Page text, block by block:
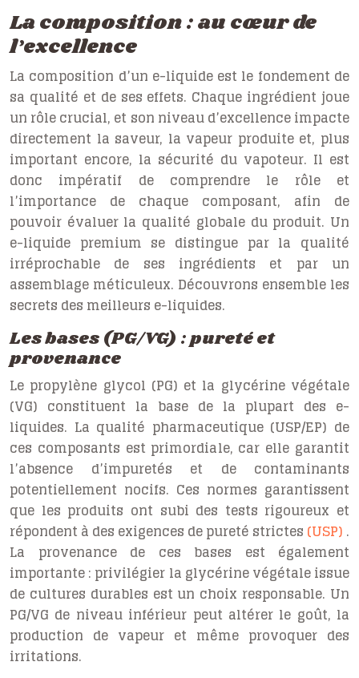
La composition : au cœur de
l’excellence
La composition d’un e-liquide est le fondement de
sa qualité et de ses effets. Chaque ingrédient joue
un rôle crucial, et son niveau d’excellence impacte
directement la saveur, la vapeur produite et, plus
important encore, la sécurité du vapoteur. Il est
donc impératif de comprendre le rôle et
l’importance de chaque composant, afin de
pouvoir évaluer la qualité globale du produit. Un
e-liquide premium se distingue par la qualité
irréprochable de ses ingrédients et par un
assemblage méticuleux. Découvrons ensemble les
secrets des meilleurs e-liquides.
Les bases (PG/VG) : pureté et
provenance
Le propylène glycol (PG) et la glycérine végétale
(VG) constituent la base de la plupart des e-
liquides. La qualité pharmaceutique (USP/EP) de
ces composants est primordiale, car elle garantit
l’absence d’impuretés et de contaminants
potentiellement nocifs. Ces normes garantissent
que les produits ont subi des tests rigoureux et
répondent à des exigences de pureté strictes (USP) .
La provenance de ces bases est également
importante : privilégier la glycérine végétale issue
de cultures durables est un choix responsable. Un
PG/VG de niveau inférieur peut altérer le goût, la
production de vapeur et même provoquer des
irritations.